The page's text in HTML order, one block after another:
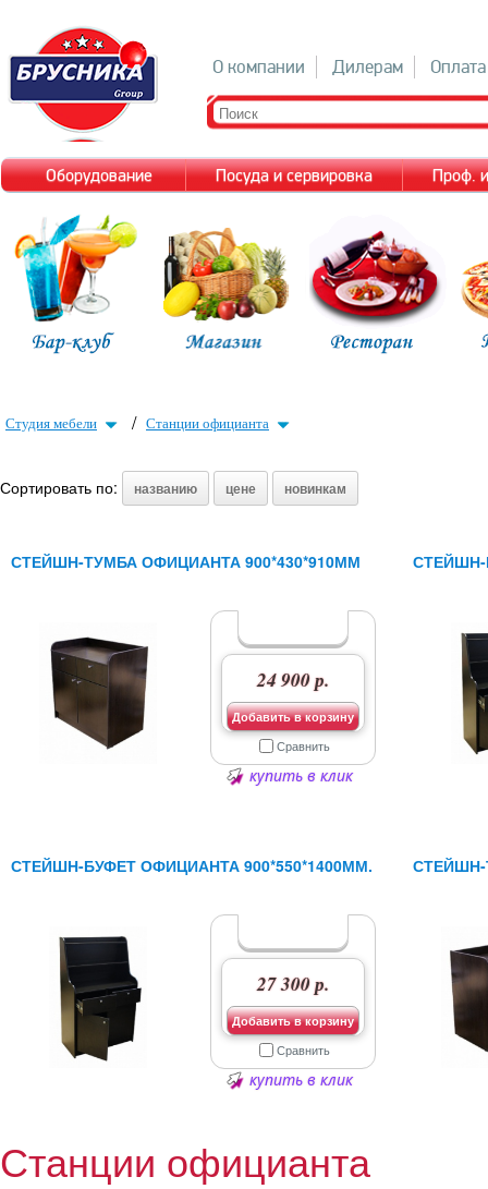
О компании Дилерам Оплата
Оборудование Посуда и сервировка Проф.
Студия мебели / Станции официанта
Сортировать по: названию цене новинкам
СТЕЙШН-ТУМБА ОФИЦИАНТА 900*430*910ММ
24 900 р.
Добавить в корзину
Сравнить
купить в клик
СТЕЙШН-
СТЕЙШН-БУФЕТ ОФИЦИАНТА 900*550*1400ММ.
27 300 р.
Добавить в корзину
Сравнить
купить в клик
СТЕЙШН-
Станции официанта